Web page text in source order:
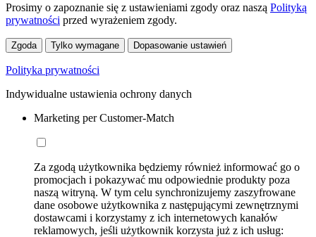
Prosimy o zapoznanie się z ustawieniami zgody oraz naszą Polityką
prywatności przed wyrażeniem zgody.
Zgoda Tylko wymagane Dopasowanie ustawień
Polityka prywatności
Indywidualne ustawienia ochrony danych
Marketing per Customer-Match
Za zgodą użytkownika będziemy również informować go o
promocjach i pokazywać mu odpowiednie produkty poza
naszą witryną. W tym celu synchronizujemy zaszyfrowane
dane osobowe użytkownika z następującymi zewnętrznymi
dostawcami i korzystamy z ich internetowych kanałów
reklamowych, jeśli użytkownik korzysta już z ich usług: